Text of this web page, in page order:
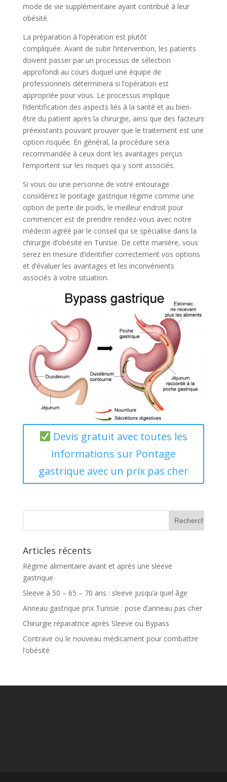
mode de vie supplémentaire ayant contribué à leur
obésité.
La préparation à l’opération est plutôt
compliquée. Avant de subir l’intervention, les patients
doivent passer par un processus de sélection
approfondi au cours duquel une équipe de
professionnels déterminera si l’opération est
appropriée pour vous. Le processus implique
l’identification des aspects liés à la santé et au bien-
être du patient après la chirurgie, ainsi que des facteurs
préexistants pouvant prouver que le traitement est une
option risquée. En général, la procédure sera
recommandée à ceux dont les avantages perçus
l’emportent sur les risques qui y sont associés.
Si vous ou une personne de votre entourage
considérez le pontage gastrique régime comme une
option de perte de poids, le meilleur endroit pour
commencer est de prendre rendez-vous avec notre
médecin agréé par le conseil qui se spécialise dans la
chirurgie d’obésité en Tunisie. De cette manière, vous
serez en mesure d’identifier correctement vos options
et d’évaluer les avantages et les inconvénients
associés à votre situation.
Devis gratuit avec toutes les
informations sur Pontage
gastrique avec un prix pas cher
Articles récents
Régime alimentaire avant et après une sleeve
gastrique
Sleeve à 50 – 65 – 70 ans : sleeve jusqu’a quel âge
Anneau gastrique prix Tunisie : pose d’anneau pas cher
Chirurgie réparatrice après Sleeve ou Bypass
Contrave ou le nouveau médicament pour combattre
l’obésité